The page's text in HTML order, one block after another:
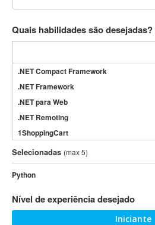
Quais habilidades são desejadas?
.NET Compact Framework
.NET Framework
.NET para Web
.NET Remoting
1ShoppingCart
3DS Max
3GSM
4D Dimension
802.11
A&P
Selecionadas (max 5)
Python
Nível de experiência desejado
Iniciante